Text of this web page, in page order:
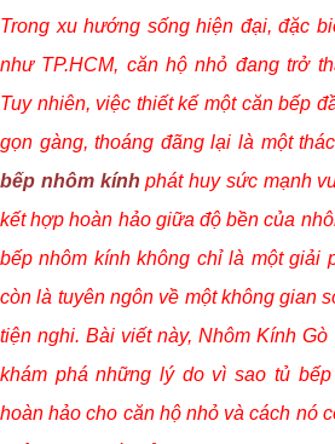
Trong xu hướng sống hiện đại, đặc
như TP.HCM, căn hộ nhỏ đang trở
Tuy nhiên, việc thiết kế một căn bếp
gọn gàng, thoáng đãng lại là một
bếp nhôm kính phát huy sức mạnh
kết hợp hoàn hảo giữa độ bền của
bếp nhôm kính không chỉ là một giải
còn là tuyên ngôn về một không gian
tiện nghi. Bài viết này, Nhôm Kính
khám phá những lý do vì sao tủ
hoàn hảo cho căn hộ nhỏ và cách nó